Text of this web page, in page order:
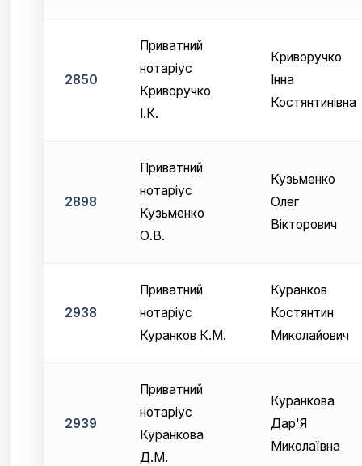
2850
Приватний
нотаріус
Криворучко
І.К.
Криворучко
Інна
Костянтинівна
2898
Приватний
нотаріус
Кузьменко
О.В.
Кузьменко
Олег
Вікторович
2938
Приватний
нотаріус
Куранков К.М.
Куранков
Костянтин
Миколайович
2939
Приватний
нотаріус
Куранкова
Д.М.
Куранкова
Дар'Я
Миколаївна